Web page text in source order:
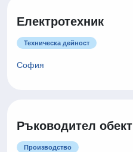
Електротехник
Техническа дейност
София
Ръководител обект
Производство